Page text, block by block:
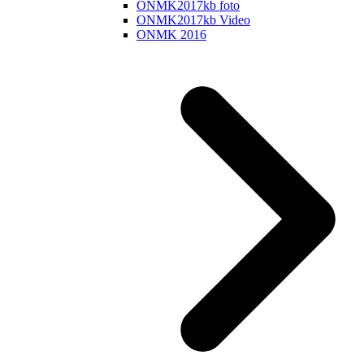
ONMK2017kb foto
ONMK2017kb Video
ONMK 2016